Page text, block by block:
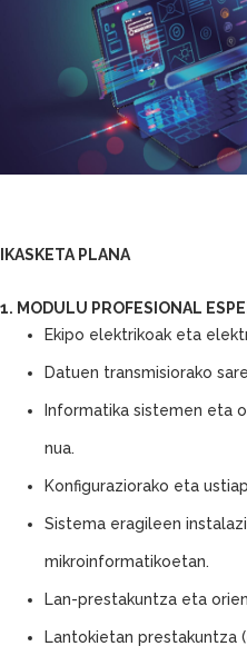
IKASKETA PLANA
1. MODULU PROFESIONAL
Ekipo elektrikoak eta
Datuen transmisiorako
Informatika sistemen eta
nua.
Konfiguraziorako eta
Sistema eragileen
mikroinformatikoetan.
Lan-prestakuntza eta
Lantokietan prestakuntza